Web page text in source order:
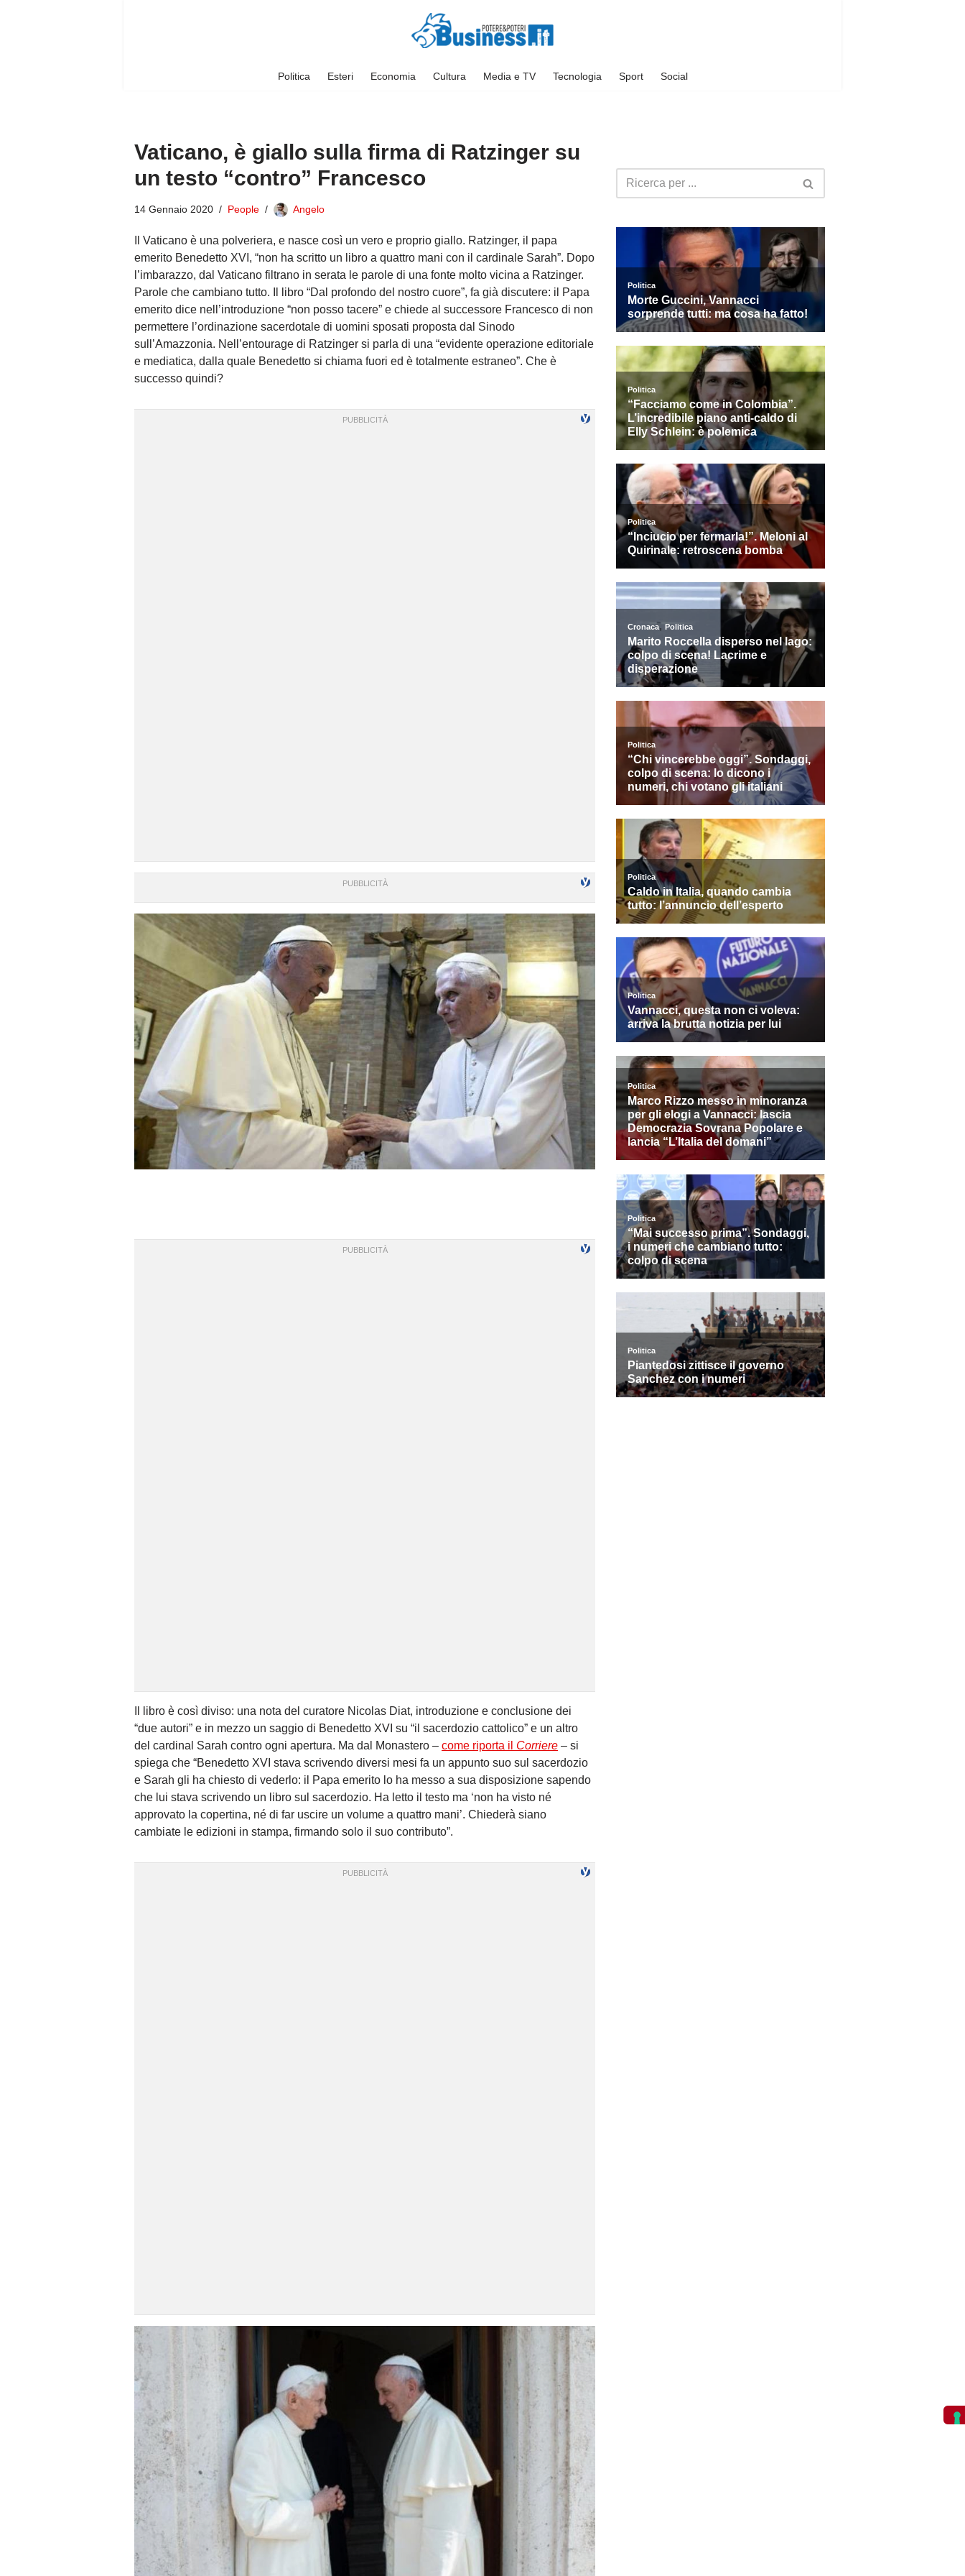
Politica Esteri Economia Cultura Media e TV Tecnologia Sport Social
Vaticano, è giallo sulla firma di Ratzinger su
un testo “contro” Francesco
14 Gennaio 2020 People Angelo
Il Vaticano è una polveriera, e nasce così un vero e proprio giallo. Ratzinger, il papa
emerito Benedetto XVI, “non ha scritto un libro a quattro mani con il cardinale Sarah”. Dopo
l’imbarazzo, dal Vaticano filtrano in serata le parole di una fonte molto vicina a Ratzinger.
Parole che cambiano tutto. Il libro “Dal profondo del nostro cuore”, fa già discutere: il Papa
emerito dice nell’introduzione “non posso tacere” e chiede al successore Francesco di non
permettere l’ordinazione sacerdotale di uomini sposati proposta dal Sinodo
sull’Amazzonia. Nell’entourage di Ratzinger si parla di una “evidente operazione editoriale
e mediatica, dalla quale Benedetto si chiama fuori ed è totalmente estraneo”. Che è
successo quindi?
Il libro è così diviso: una nota del curatore Nicolas Diat, introduzione e conclusione dei
“due autori” e in mezzo un saggio di Benedetto XVI su “il sacerdozio cattolico” e un altro
del cardinal Sarah contro ogni apertura. Ma dal Monastero – come riporta il Corriere – si
spiega che “Benedetto XVI stava scrivendo diversi mesi fa un appunto suo sul sacerdozio
e Sarah gli ha chiesto di vederlo: il Papa emerito lo ha messo a sua disposizione sapendo
che lui stava scrivendo un libro sul sacerdozio. Ha letto il testo ma ‘non ha visto né
approvato la copertina, né di far uscire un volume a quattro mani’. Chiederà siano
cambiate le edizioni in stampa, firmando solo il suo contributo”.